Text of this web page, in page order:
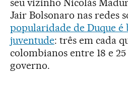
seu vizinho Nicolás
Jair Bolsonaro nas redes
popularidade de Duque é
juventude: três em cada
colombianos entre 18 e
governo.